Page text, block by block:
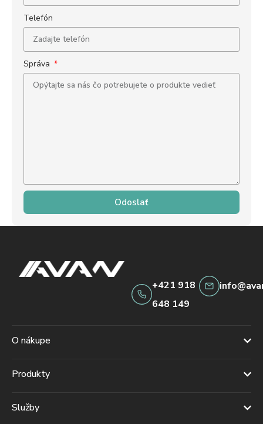
Telefón
Správa
Odoslať
+421 918
648 149
O nákupe
Produkty
Služby